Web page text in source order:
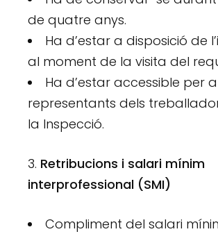
de quatre anys.
Ha d’estar a disposició de
al moment de la visita del
Ha d’estar accessible per
representants dels
la Inspecció.
Retribucions i salari mínim
interprofessional (SMI)
Compliment del salari